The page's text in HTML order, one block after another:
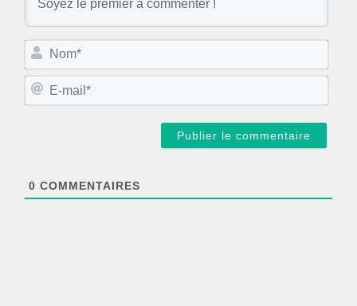
N
m
E
0 COMMENTAIRES